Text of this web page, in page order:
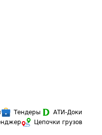
Тендеры
АТИ-Доки
Цепочки грузов